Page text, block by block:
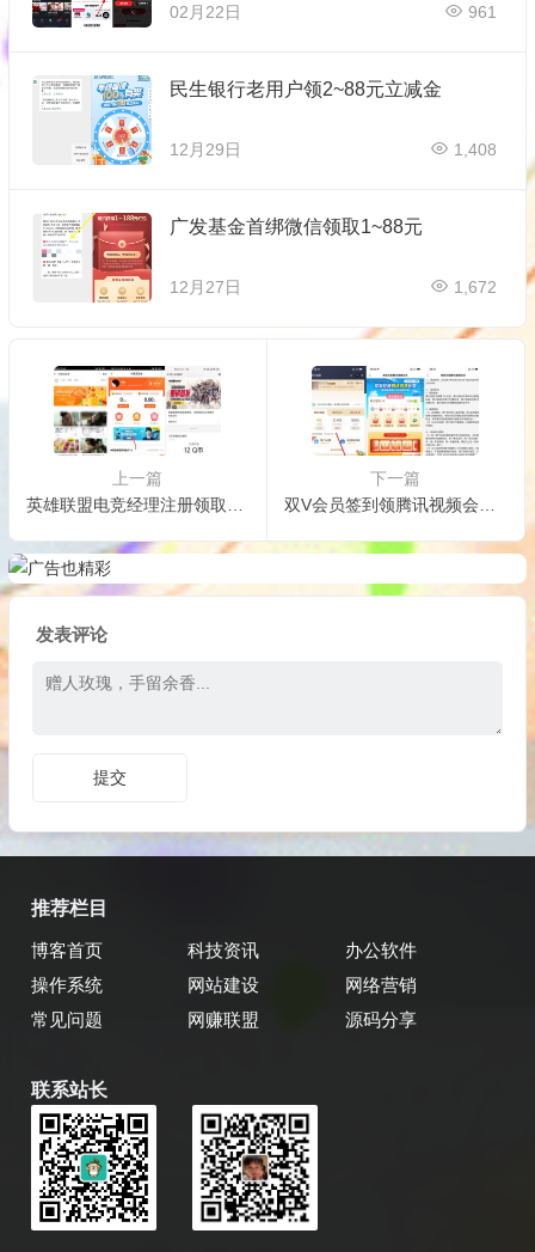
02月22日 961
民生银行老用户领2~88元立减金
12月29日 1,408
广发基金首绑微信领取1~88元
12月27日 1,672
上一篇
下一篇
发表评论
推荐栏目
博客首页 科技资讯
办公软件
操作系统
网站建设
网络营销
常见问题
网赚联盟 源码分享
联系站长